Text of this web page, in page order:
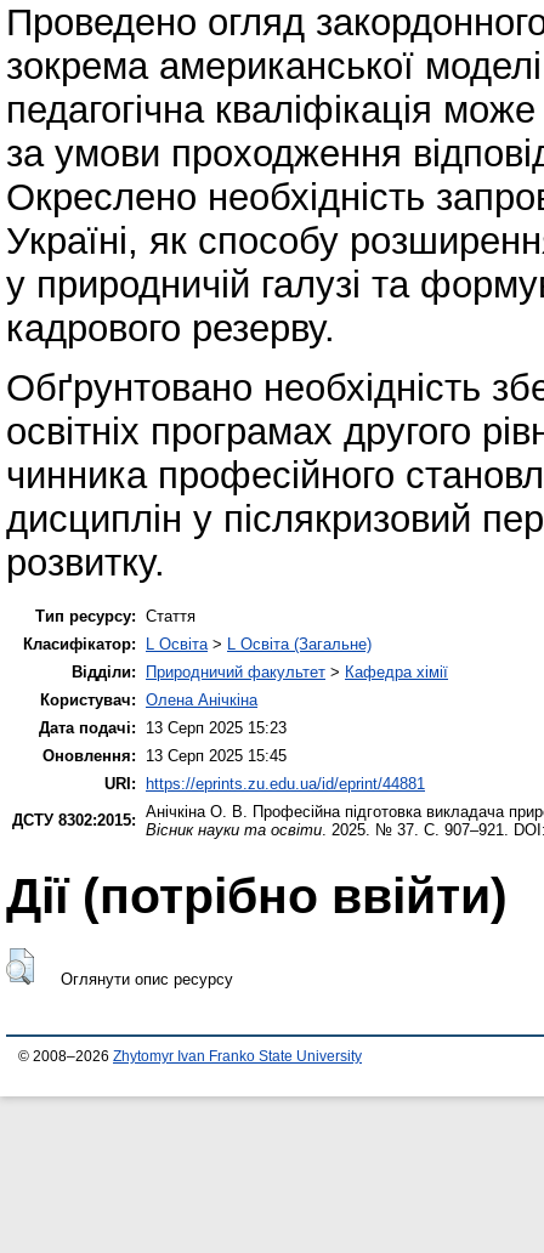
Проведено огляд закордонного
зокрема американської
педагогічна кваліфікація
за умови проходження
Окреслено необхідність
Україні, як способу
у природничій галузі та
кадрового резерву.
Обґрунтовано необхідність
освітніх програмах другого
чинника професійного
дисциплін у післякризовий
розвитку.
Тип ресурсу: Стаття
Класифікатор:
L Освіта > L Освіта (Загальне)
Відділи:
Природничий факультет > Кафедра хімії
Користувач: Олена Анічкіна
Дата подачі:
13 Серп 2025 15:23
Оновлення:
13 Серп 2025 15:45
URI: https://eprints.zu.edu.ua/id/eprint/44881
ДСТУ 8302:2015: Анічкіна О. В.
Професійна підготовка викладача
Вісник науки та освіти . 2025. № 37. С. 907–921.
Дії ​​(потрібно ввійти)
Оглянути опис ресурсу
© 2008–2026 Zhytomyr Ivan Franko State University